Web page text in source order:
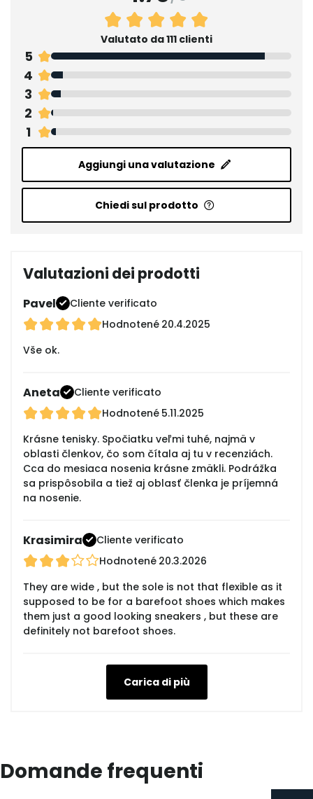
Valutato da 111 clienti
5
4
3
2
1
Aggiungi una valutazione
Chiedi sul prodotto
Valutazioni dei prodotti
Pavel
Cliente verificato
Hodnotené 20.4.2025
Vše ok.
Aneta
Cliente verificato
Hodnotené 5.11.2025
Krásne tenisky. Spočiatku veľmi tuhé, najmä v
oblasti členkov, čo som čítala aj tu v recenziách.
Cca do mesiaca nosenia krásne zmäkli. Podrážka
sa prispôsobila a tiež aj oblasť členka je príjemná
na nosenie.
Krasimira
Cliente verificato
Hodnotené 20.3.2026
They are wide , but the sole is not that flexible as it
supposed to be for a barefoot shoes which makes
them just a good looking sneakers , but these are
definitely not barefoot shoes.
Carica di più
Domande frequenti